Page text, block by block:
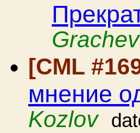
Grachev
[CML
мнение
Kozlov